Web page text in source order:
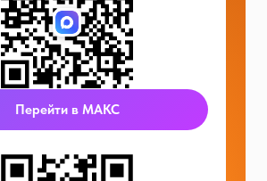
Перейти в МАКС